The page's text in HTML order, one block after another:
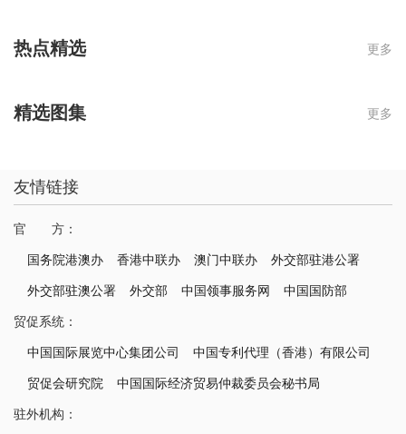
热点精选 更多
精选图集 更多
友情链接
官 方：
国务院港澳办 香港中联办 澳门中联办 外交部驻港公署
外交部驻澳公署 外交部 中国领事服务网 中国国防部
贸促系统：
中国国际展览中心集团公司 中国专利代理（香港）有限公司
贸促会研究院 中国国际经济贸易仲裁委员会秘书局
驻外机构：